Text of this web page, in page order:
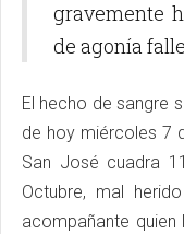
gravemente
de agonía
El hecho de sangre
de hoy miércoles 7
San José cuadra
Octubre, mal
acompañante